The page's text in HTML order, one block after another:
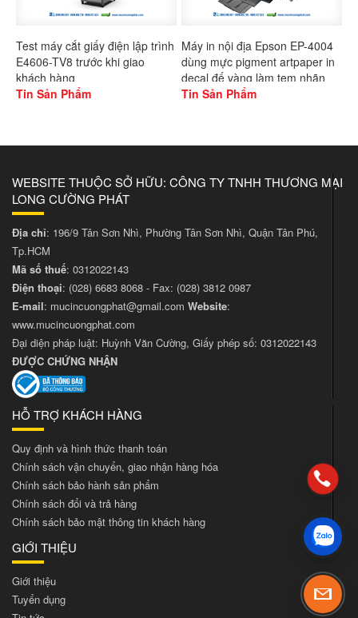
Test máy cắt giấy điện lập trình
E4606-TV8 trước khi giao
khách hàng
Tin Sản Phẩm
Máy in nội địa Epson EP-4004
dùng mực pigment artpaper in
decal đế vàng làm tem nhãn
Tin Sản Phẩm
WEBSITE THUỘC SỞ HỮU: CÔNG TY TNHH THƯƠNG MẠI
LONG CƯỜNG PHÁT
Địa chỉ: 196/9 Tân Sơn Nhì, Phường Tân Sơn Nhì, Quận Tân Phú,
Tp.HCM
Mã số thuế: 0312022143
Điện thoại: (028) 6683 8068 - Fax: (028) 3812 0987
E-mail: mucincuongphat@gmail.com Website:
www.mucincuongphat.com
Đại diện pháp luật: Huỳnh Văn Cường, Giấy phép số: 0312022143
ĐƯỢC CHỨNG NHẬN
HỖ TRỢ KHÁCH HÀNG
Quy định và hình thức thanh toán
Chính sách vận chuyển, giao nhận hàng hóa
Chính sách bảo hành sản phẩm
Chính sách đổi và trả hàng
Chính sách bảo mật thông tin khách hàng
GIỚI THIỆU
Giới thiệu
Tuyển dụng